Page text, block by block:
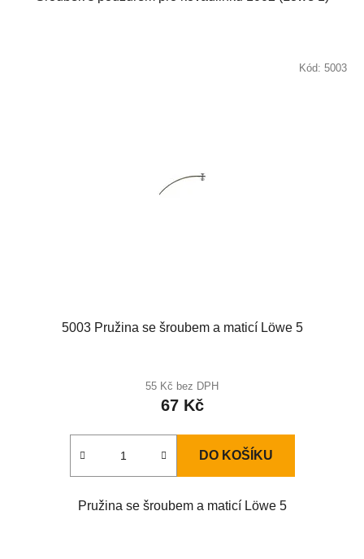
5003 Pružina se šroubem a maticí Löwe 5
55 Kč bez DPH
67 Kč
DO KOŠÍKU
Pružina se šroubem a maticí Löwe 5
Kód: 5003